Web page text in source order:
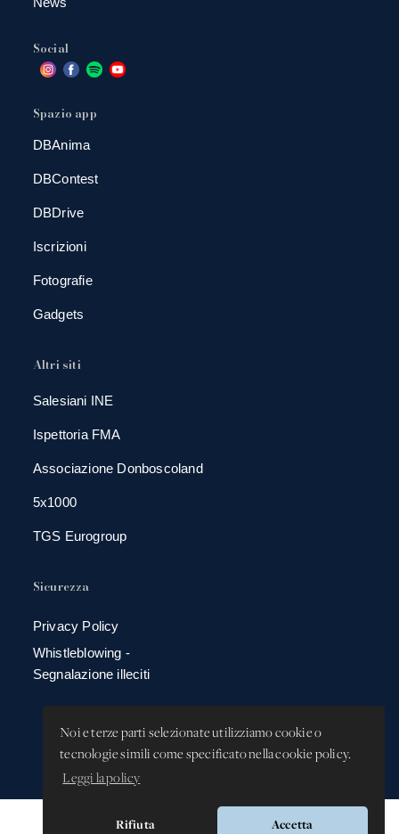
Noi e terze parti selezionate utilizziamo cookie o
tecnologie simili come specificato nella cookie policy.
Leggi la policy
Rifiuta Accetta
Social
Spazio app
DBAnima
DBContest
DBDrive
Iscrizioni
Fotografie
Gadgets
Altri siti
Salesiani INE
Ispettoria FMA
Associazione Donboscoland
5x1000
TGS Eurogroup
Sicurezza
Privacy Policy
Whistleblowing -
Segnalazione illeciti